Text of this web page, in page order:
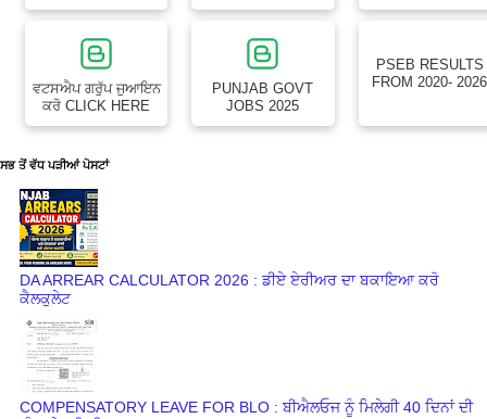
ਵਟਸਐਪ ਗਰੁੱਪ ਜੁਆਇਨ
ਕਰੋ CLICK HERE
PUNJAB GOVT
JOBS 2025
PSEB RESULTS
FROM 2020- 2026
ਸਭ ਤੋਂ ਵੱਧ ਪੜੀਆਂ ਪੋਸਟਾਂ
DA ARREAR CALCULATOR 2026 : ਡੀਏ ਏਰੀਅਰ ਦਾ ਬਕਾਇਆ ਕਰੋ
ਕੈਲਕੁਲੇਟ
COMPENSATORY LEAVE FOR BLO : ਬੀਐਲਓਜ ਨੂੰ ਮਿਲੇਗੀ 40 ਦਿਨਾਂ ਦੀ